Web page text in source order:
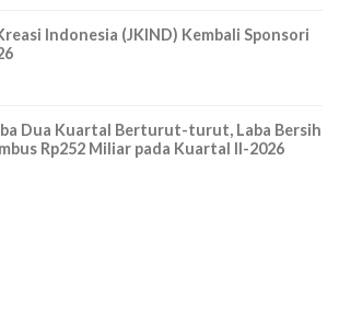
Indonesia (JKIND) Kembali Sponsori
Dua Kuartal Berturut-turut, Laba Bersih
Rp252 Miliar pada Kuartal II-2026